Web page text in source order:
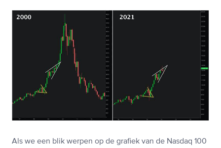
Als we een blik werpen op de grafiek van de Nasdaq 100